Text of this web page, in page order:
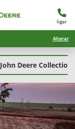
ligar
Alterar
John Deere Collection